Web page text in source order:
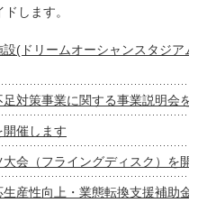
します。
(ドリームオーシャンスタジア
対策事業に関する事業説明会を
催します
会（フライングディスク）を開
産性向上・業態転換支援補助金